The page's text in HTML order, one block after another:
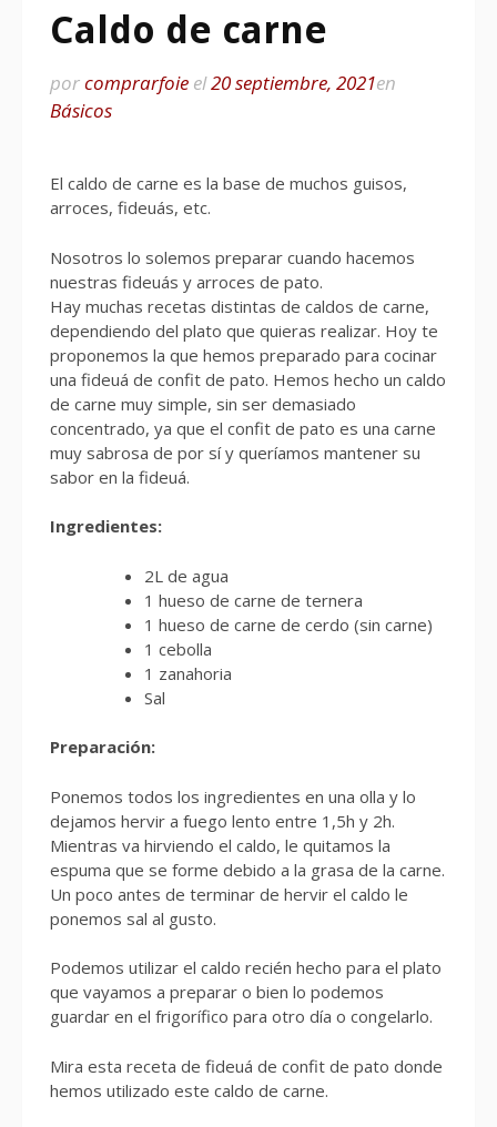
Caldo de carne
porcomprarfoie el20 septiembre, 2021en
Básicos
El caldo de carne es la base de muchos guisos,
arroces, fideuás, etc.
Nosotros lo solemos preparar cuando hacemos
nuestras fideuás y arroces de pato.
Hay muchas recetas distintas de caldos de carne,
dependiendo del plato que quieras realizar. Hoy te
proponemos la que hemos preparado para cocinar
una fideuá de confit de pato. Hemos hecho un caldo
de carne muy simple, sin ser demasiado
concentrado, ya que el confit de pato es una carne
muy sabrosa de por sí y queríamos mantener su
sabor en la fideuá.
Ingredientes:
2L de agua
1 hueso de carne de ternera
1 hueso de carne de cerdo (sin carne)
1 cebolla
1 zanahoria
Sal
Preparación:
Ponemos todos los ingredientes en una olla y lo
dejamos hervir a fuego lento entre 1,5h y 2h.
Mientras va hirviendo el caldo, le quitamos la
espuma que se forme debido a la grasa de la carne.
Un poco antes de terminar de hervir el caldo le
ponemos sal al gusto.
Podemos utilizar el caldo recién hecho para el plato
que vayamos a preparar o bien lo podemos
guardar en el frigorífico para otro día o congelarlo.
Mira esta receta de fideuá de confit de pato donde
hemos utilizado este caldo de carne.